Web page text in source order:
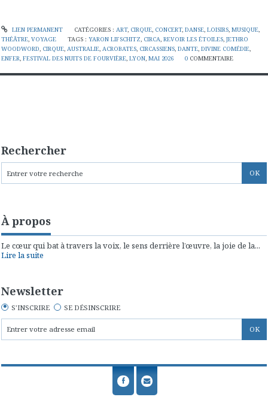
LIEN PERMANENT CATÉGORIES : ART, CIRQUE, CONCERT, DANSE, LOISIRS, MUSIQUE,
THÉÂTRE, VOYAGE TAGS :YARON LIFSCHITZ, CIRCA,REVOIR LES ÉTOILES,JETHRO
WOODWORD, CIRQUE, AUSTRALIE, ACROBATES, CIRCASSIENS, DANTE, DIVINE COMÉDIE,
ENFER, FESTIVAL DES NUITS DE FOURVIÈRE, LYON, MAI 2026 0 COMMENTAIRE
Rechercher
À propos
Le cœur qui bat à travers la voix, le sens derrière l’œuvre, la joie de la...
Lire la suite
Newsletter
S'INSCRIRE SE DÉSINSCRIRE